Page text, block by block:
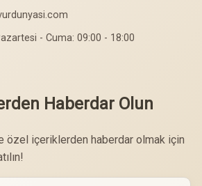
- Cuma: 09:00 - 18:00
Haberdar Olun
özel içeriklerden haberdar olmak için